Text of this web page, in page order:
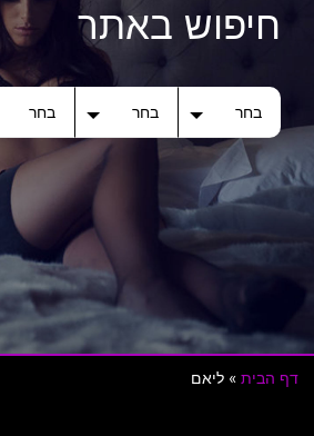
חיפוש באתר
בחר בחר בחר
דף הבית» ליאם